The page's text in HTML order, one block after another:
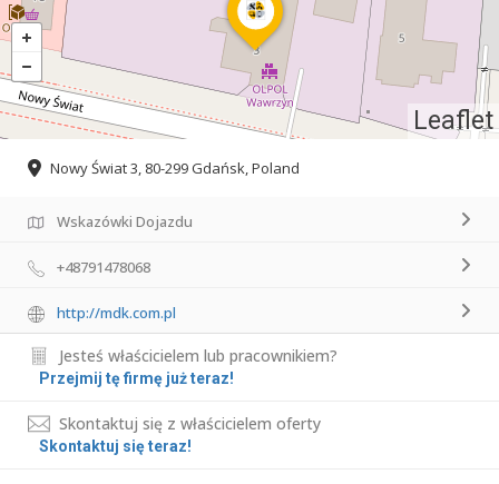
Leaflet
Nowy Świat 3, 80-299 Gdańsk, Poland
Wskazówki Dojazdu
+48791478068
http://mdk.com.pl
Jesteś właścicielem lub pracownikiem?
Przejmij tę firmę już teraz!
Skontaktuj się z właścicielem oferty
Skontaktuj się teraz!